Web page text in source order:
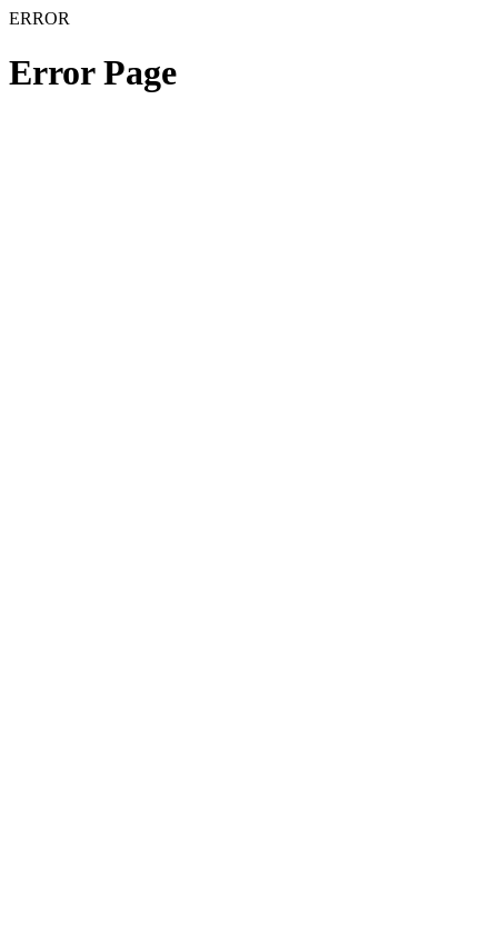
ERROR
Error Page